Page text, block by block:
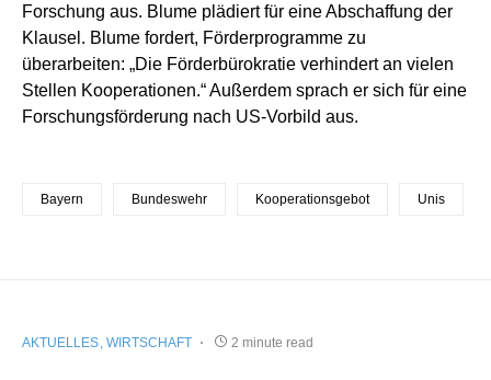
Forschung aus. Blume plädiert für eine Abschaffung der
Klausel. Blume fordert, Förderprogramme zu
überarbeiten: „Die Förderbürokratie verhindert an vielen
Stellen Kooperationen.“ Außerdem sprach er sich für eine
Forschungsförderung nach US-Vorbild aus.
Bayern Bundeswehr Kooperationsgebot Unis
AKTUELLES WIRTSCHAFT 2 minute read